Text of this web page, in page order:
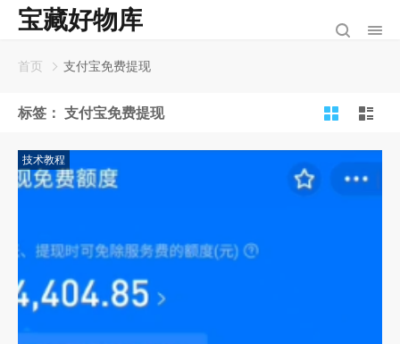
宝藏好物库
首页 支付宝免费提现
标签： 支付宝免费提现
技术教程